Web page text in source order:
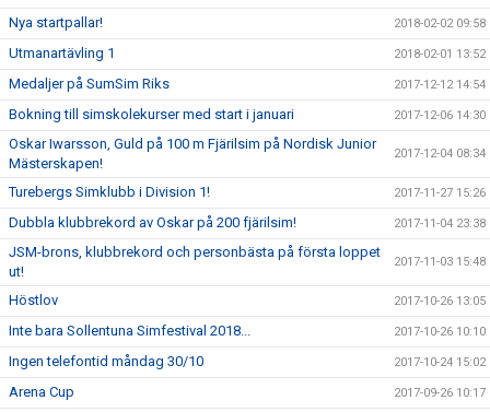
Nya startpallar! 2018-02-02 09:58
Utmanartävling 1 2018-02-01 13:52
Medaljer på SumSim Riks 2017-12-12 14:54
Bokning till simskolekurser med start i januari 2017-12-06 14:30
Oskar Iwarsson, Guld på 100 m Fjärilsim på Nordisk Junior
Mästerskapen!
2017-12-04 08:34
Turebergs Simklubb i Division 1! 2017-11-27 15:26
Dubbla klubbrekord av Oskar på 200 fjärilsim! 2017-11-04 23:38
JSM-brons, klubbrekord och personbästa på första loppet
ut!
2017-11-03 15:48
Höstlov 2017-10-26 13:05
Inte bara Sollentuna Simfestival 2018... 2017-10-26 10:10
Ingen telefontid måndag 30/10 2017-10-24 15:02
Arena Cup 2017-09-26 10:17